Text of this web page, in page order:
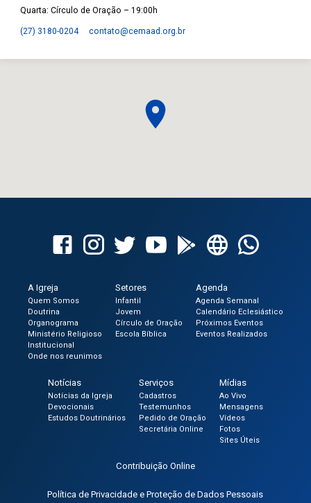
Quarta: Círculo de Oração – 19:00h
(27) 3180-0204 contato​@cemaad.org.br
A Igreja
Quem Somos
Doutrina
Organograma
Ministério Religioso
Institucional
Onde nos reunimos
Setores
Infantil
Jovem
Círculo de Oração
Escola Bíblica
Agenda
Agenda Semanal
Calendário Eclesiástico
Próximos Eventos
Eventos Realizados
Notícias
Notícias da Igreja
Devocionais
Estudos Doutrinários
Serviços
Cadastros
Testemunhos
Pedido de Oração
Secretária Online
Mídias
Ao Vivo
Mensagens
Vídeos
Fotos
Sites Úteis
Contribuição Online
Política de Privacidade e Proteção de Dados Pessoais